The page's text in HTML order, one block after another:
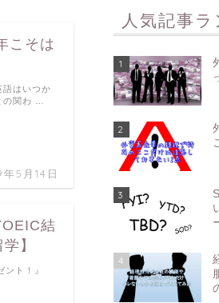
こそは
5月14日
語はいつか
の関わ …
結
】
ト！』
人気記事
1
2
3
4